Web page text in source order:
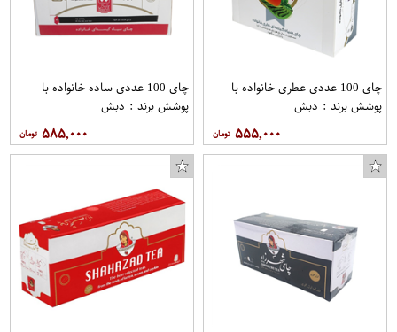
چای 100 عددی عطری خانواده با
پوشش برند : دبش
۵۵۵,۰۰۰
چای 100 عددی ساده خانواده با
پوشش برند : دبش
۵۸۵,۰۰۰